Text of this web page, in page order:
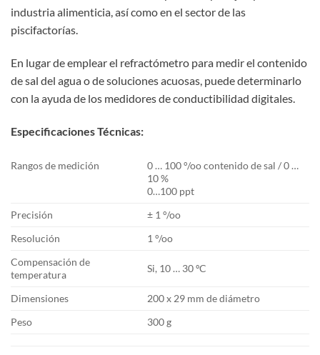
industria alimenticia, así como en el sector de las
piscifactorías.
En lugar de emplear el refractómetro para medir el contenido
de sal del agua o de soluciones acuosas, puede determinarlo
con la ayuda de los medidores de conductibilidad digitales.
Especificaciones Técnicas:
Rangos de medición
0 … 100 °/oo contenido de sal / 0 …
10 %
0…100 ppt
Precisión
± 1 °/oo
Resolución
1 °/oo
Compensación de
temperatura
Si, 10 … 30 ºC
Dimensiones
200 x 29 mm de diámetro
Peso
300 g